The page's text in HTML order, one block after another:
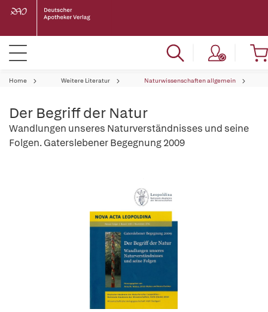
Home Weitere Literatur Naturwissenschaften allgemein
Der Begriff der Natur
Wandlungen unseres Naturverständnisses und seine
Folgen. Gaterslebener Begegnung 2009